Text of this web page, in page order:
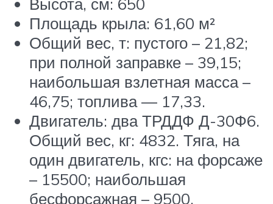
Площадь крыла: 61,60 м²
Общий вес, т: пустого – 21,82;
при полной заправке – 39,15;
наибольшая взлетная масса –
46,75; топлива — 17,33.
Двигатель: два ТРДДФ Д-30Ф6.
Общий вес, кг: 4832. Тяга, на
один двигатель, кгс: на форсаже
– 15500; наибольшая
бесфорсажная – 9500.